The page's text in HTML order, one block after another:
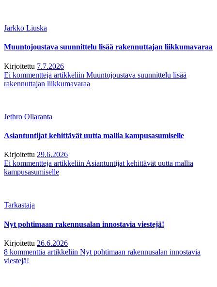
Jarkko Liuska
Muuntojoustava suunnittelu lisää rakennuttajan liikkumavaraa
Kirjoitettu 7.7.2026
Ei kommentteja artikkeliin Muuntojoustava suunnittelu lisää
rakennuttajan liikkumavaraa
Jethro Ollaranta
Asiantuntijat kehittävät uutta mallia kampusasumiselle
Kirjoitettu 29.6.2026
Ei kommentteja artikkeliin Asiantuntijat kehittävät uutta mallia
kampusasumiselle
Tarkastaja
Nyt pohtimaan rakennusalan innostavia viestejä!
Kirjoitettu 26.6.2026
8 kommenttia artikkeliin Nyt pohtimaan rakennusalan innostavia
viestejä!